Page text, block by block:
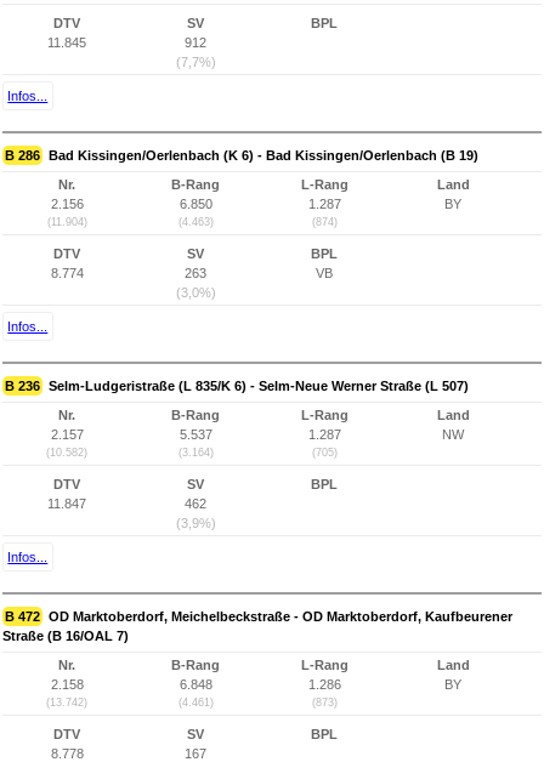
DTV
11.845
SV
912
(7,7%)
BPL
Infos...
B 286 Bad Kissingen/Oerlenbach (K 6) - Bad Kissingen/Oerlenbach (B 19)
Nr.
2.156
(11.904)
B-Rang
6.850
(4.463)
L-Rang
1.287
(874)
Land
BY
DTV
8.774
SV
263
(3,0%)
BPL
VB
Infos...
B 236 Selm-Ludgeristraße (L 835/K 6) - Selm-Neue Werner Straße (L 507)
Nr.
2.157
(10.582)
B-Rang
5.537
(3.164)
L-Rang
1.287
(705)
Land
NW
DTV
11.847
SV
462
(3,9%)
BPL
Infos...
B 472 OD Marktoberdorf, Meichelbeckstraße - OD Marktoberdorf, Kaufbeurener
Straße (B 16/OAL 7)
Nr.
2.158
(13.742)
B-Rang
6.848
(4.461)
L-Rang
1.286
(873)
Land
BY
DTV
8.778
SV
167
BPL